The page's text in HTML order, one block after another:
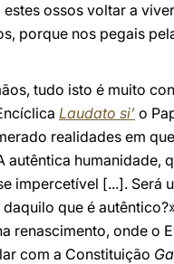
estes ossos voltar a
porque nos pegais
tudo isto é muito
Laudato si’ o
realidades em
autêntica humanidade,
impercetível [...]. Será
que é
renascimento, onde o
com a Constituição